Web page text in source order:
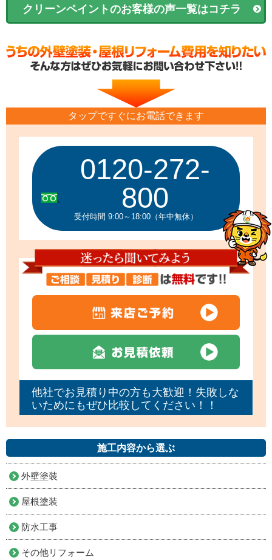
クリーンペイントのお客様の声一覧はコチラ
タップですぐにお電話できます
0120-272-
800
受付時間 9:00～18:00（年中無休）
他社でお見積り中の方も大歓迎！失敗しな
いためにもぜひ比較してください！！
施工内容から選ぶ
外壁塗装
屋根塗装
防水工事
その他リフォーム